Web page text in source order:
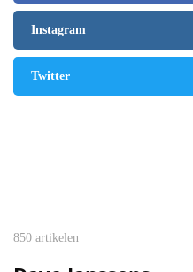
Instagram
Twitter
850 artikelen